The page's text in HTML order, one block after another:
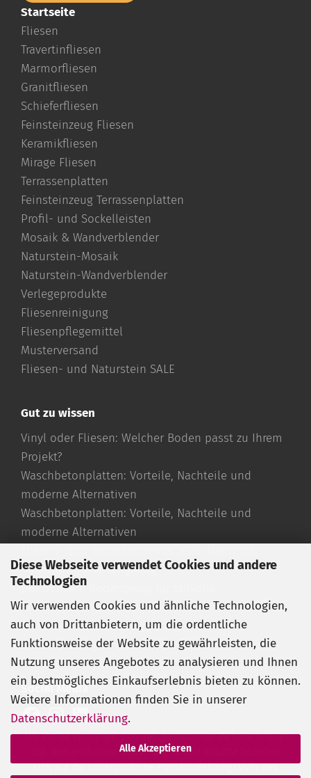
Diese Webseite verwendet Cookies und andere
Technologien
Wir verwenden Cookies und ähnliche Technologien,
auch von Drittanbietern, um die ordentliche
Funktionsweise der Website zu gewährleisten, die
Nutzung unseres Angebotes zu analysieren und Ihnen
ein bestmögliches Einkaufserlebnis bieten zu können.
Weitere Informationen finden Sie in unserer
Datenschutzerklärung.
Alle Akzeptieren
Startseite
Fliesen
Travertinfliesen
Marmorfliesen
Granitfliesen
Schieferfliesen
Feinsteinzeug Fliesen
Keramikfliesen
Mirage Fliesen
Terrassenplatten
Feinsteinzeug Terrassenplatten
Profil- und Sockelleisten
Mosaik & Wandverblender
Naturstein-Mosaik
Naturstein-Wandverblender
Verlegeprodukte
Fliesenreinigung
Fliesenpflegemittel
Musterversand
Fliesen- und Naturstein SALE
Gut zu wissen
Vinyl oder Fliesen: Welcher Boden passt zu Ihrem
Projekt?
Waschbetonplatten: Vorteile, Nachteile und
moderne Alternativen
Waschbetonplatten: Vorteile, Nachteile und
moderne Alternativen
hochwertig und langlebig
Der perfekte Bodenbelag für stilvolle
Außenbereiche
Travertin Fliesen richtig verlegen
Travertin reinigen und pflegen
Travertin römischer Verband
Social Media
Alle Preise verstehen sich inkl. gesetzlicher Mehrwertsteuer
zzgl. Versandkosten. Streichpreise und Rabatte beziehen
sich auf die unverbindliche Preisempfehlung (UVP) des